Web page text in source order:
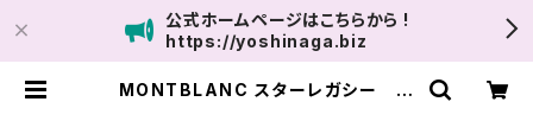
公式ホームページはこちらから !
https://yoshinaga.biz
MONTBLANC スターレガシー ニ